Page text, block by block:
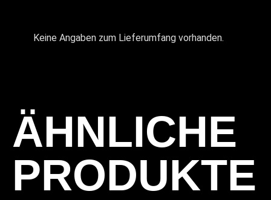
Keine Angaben zum Lieferumfang vorhanden.
ÄHNLICHE
PRODUKTE